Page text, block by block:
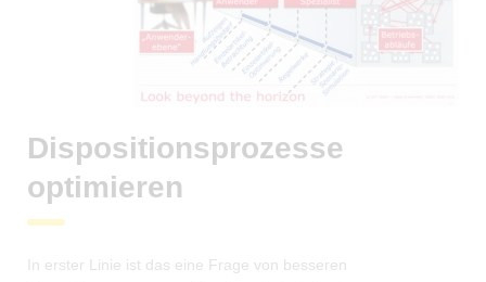
Dispositionsprozesse
optimieren
In erster Linie ist das eine Frage von besseren